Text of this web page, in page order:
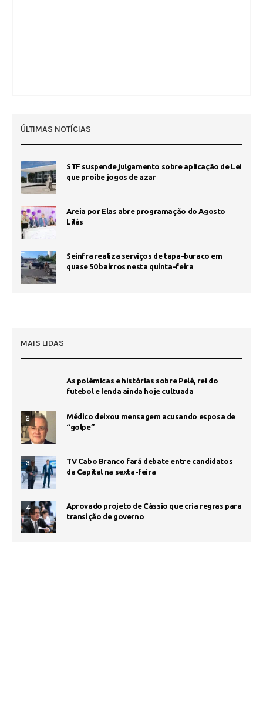
ÚLTIMAS NOTÍCIAS
STF suspende julgamento sobre aplicação de Lei
que proíbe jogos de azar
Areia por Elas abre programação do Agosto
Lilás
Seinfra realiza serviços de tapa-buraco em
quase 50 bairros nesta quinta-feira
MAIS LIDAS
As polêmicas e histórias sobre Pelé, rei do
futebol e lenda ainda hoje cultuada
2
Médico deixou mensagem acusando esposa de
“golpe”
3
TV Cabo Branco fará debate entre candidatos
da Capital na sexta-feira
4
Aprovado projeto de Cássio que cria regras para
transição de governo